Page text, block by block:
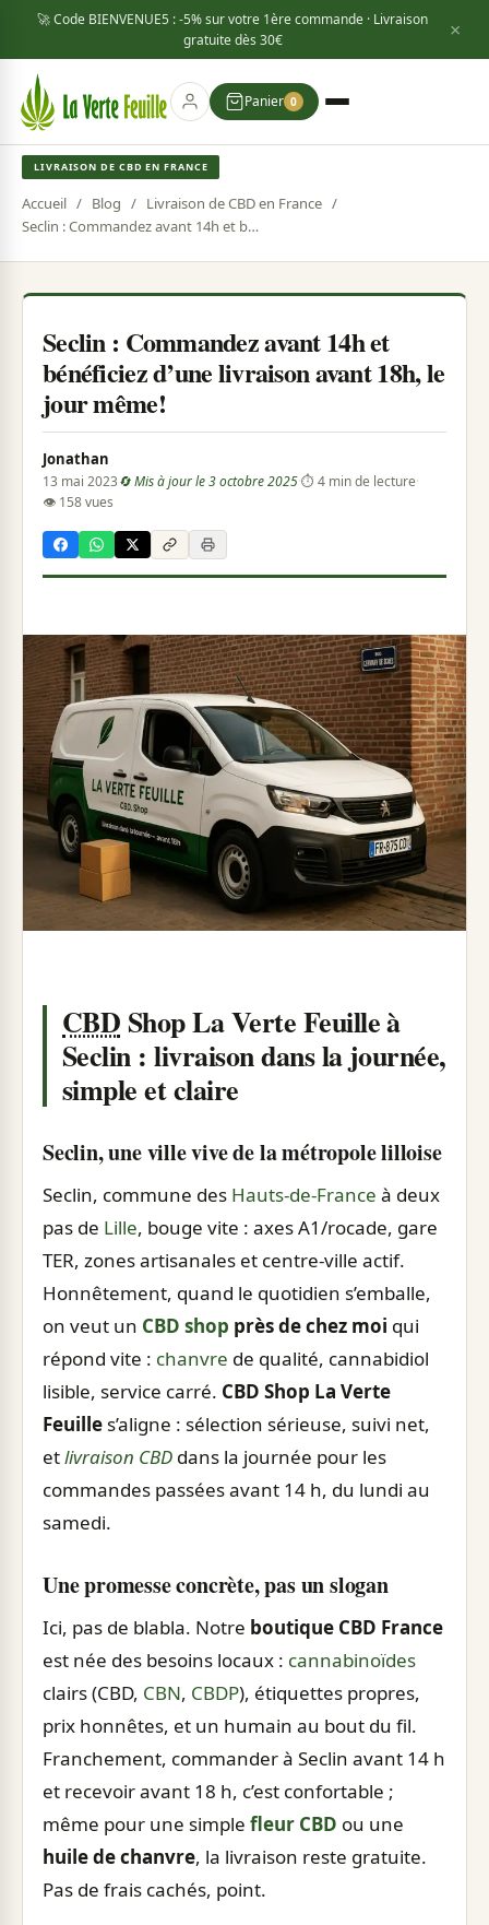
🚀 Code BIENVENUE5 : -5% sur votre 1ère commande · Livraison
gratuite dès 30€ ×
Panier 0
LIVRAISON DE CBD EN FRANCE
Accueil / Blog / Livraison de CBD en France /
Seclin : Commandez avant 14h et bénéficiez d’une livraison avant 18h, le jour même!
Seclin : Commandez avant 14h et
bénéficiez d’une livraison avant 18h, le
jour même!
Jonathan
13 mai 2023🔄 Mis à jour le 3 octobre 2025·⏱ 4 min de lecture·
👁 158 vues
CBD Shop La Verte Feuille à
Seclin : livraison dans la journée,
simple et claire
Seclin, une ville vive de la métropole lilloise
Seclin, commune des Hauts-de-France à deux
pas de Lille, bouge vite : axes A1/rocade, gare
TER, zones artisanales et centre-ville actif.
Honnêtement, quand le quotidien s’emballe,
on veut un CBD shop près de chez moi qui
répond vite : chanvre de qualité, cannabidiol
lisible, service carré. CBD Shop La Verte
Feuille s’aligne : sélection sérieuse, suivi net,
etlivraison CBD dans la journée pour les
commandes passées avant 14 h, du lundi au
samedi.
Une promesse concrète, pas un slogan
Ici, pas de blabla. Notre boutique CBD France
est née des besoins locaux : cannabinoïdes
clairs (CBD, CBN, CBDP), étiquettes propres,
prix honnêtes, et un humain au bout du fil.
Franchement, commander à Seclin avant 14 h
et recevoir avant 18 h, c’est confortable ;
même pour une simple fleur CBD ou une
huile de chanvre, la livraison reste gratuite.
Pas de frais cachés, point.